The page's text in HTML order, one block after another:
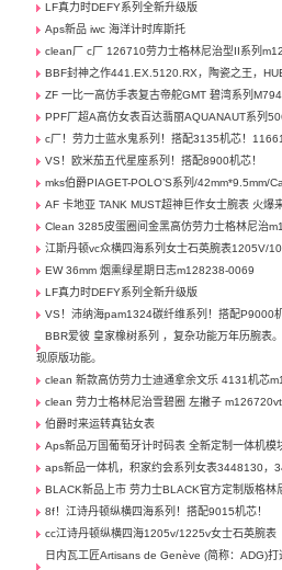
LF真力时DEFY系列全新升级版
Aps新品 iwc 海洋计时库斯托
clean厂 c厂 126710劳力士格林尼治型II系列
BBF封神之作441.EX.5120.RX，陶瓷之王，
ZF 一比一高仿手表复古帝舵GMT 碧湾系列
PPF厂超A高仿女表百达翡丽AQUANAUT系列
c厂！劳力士蓝水鬼系列！搭配3135机芯！
VS！欧米茄五代星座系列！搭配8900机芯！
mks伯爵PIAGET-POLO’S系列/42mm*9.5mm/
AF 卡地亚 TANK MUST超神巨作女士腕表 火爆
Clean 3285皮蛋圈间金黑高仿劳力士格林尼治
江斯丹顿vc众横四海系列女士石英腕表1205V/
EW 36mm 烟熏绿星期日志m128238-0069
LF真力时DEFY系列全新升级版
VS！沛纳海pam1324碳纤维系列！搭配P9000机
BBR爱彼 皇家橡树系列 ，复杂功能万年历腕表
现原版功能。
clean 新款高仿劳力士迪通拿余文乐 4131机芯
clean 劳力士格林尼治雪碧圈 左撇子
伯爵时来运转真钻女表
Aps新品万国葡萄牙计时码表 全新定制一体机模
aps新品一体机，积家约会系列女表3448130，
BLACK新品上市 劳力士BLACK官方定制版格林
8f！江诗丹顿纵横四海系列！搭配9015机芯！
cc江诗丹顿纵横四海1205v/1225v女士石英腕表
日内瓦工匠Artisans de Genève (简称：ADG)